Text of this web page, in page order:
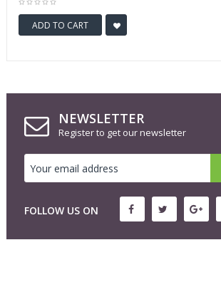
ADD TO CART
NEWSLETTER
Register to get our newsletter
FOLLOW US ON